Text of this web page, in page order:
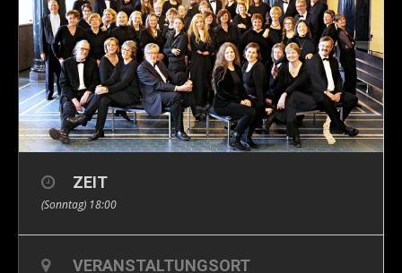
ZEIT
(Sonntag) 18:00
VERANSTALTUNGSORT